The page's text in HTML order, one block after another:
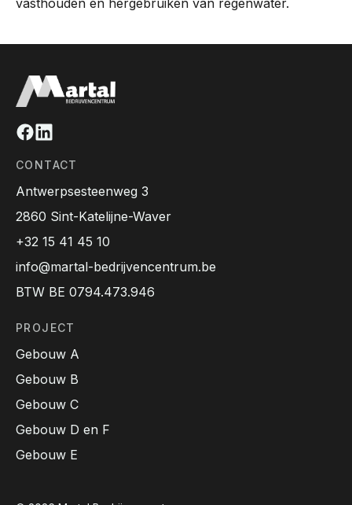
Facebook
CONTACT
Antwerpsesteenweg 3
2860 Sint-Katelijne-Waver
+32 15 41 45 10
info@martal-bedrijvencentrum.be
BTW BE 0794.473.946
PROJECT
Gebouw A
Gebouw B
Gebouw C
Gebouw D en F
Gebouw E